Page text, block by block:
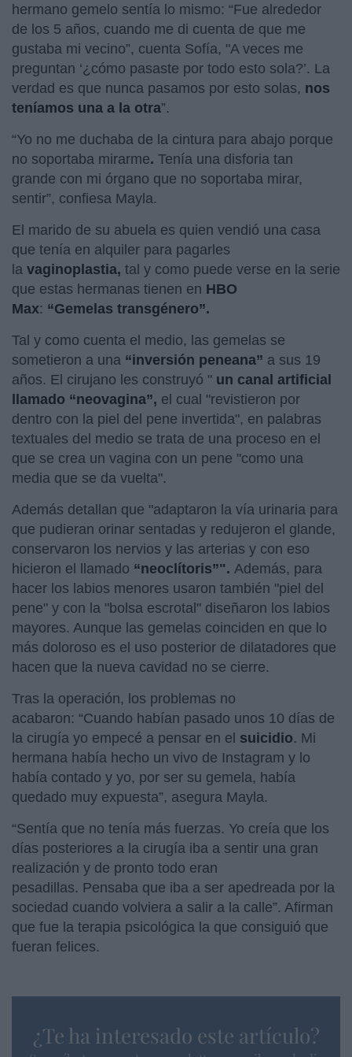
hermano gemelo sentía lo mismo: “Fue alrededor
de los 5 años, cuando me di cuenta de que me
gustaba mi vecino”, cuenta Sofía, "A veces me
preguntan ‘¿cómo pasaste por todo esto sola?’. La
verdad es que nunca pasamos por esto solas, nos
teníamos una a la otra”.
“Yo no me duchaba de la cintura para abajo porque
no soportaba mirarme. Tenía una disforia tan
grande con mi órgano que no soportaba mirar,
sentir”, confiesa Mayla.
El marido de su abuela es quien vendió una casa
que tenía en alquiler para pagarles
la vaginoplastia, tal y como puede verse en la serie
que estas hermanas tienen en HBO
Max: “Gemelas transgénero”.
Tal y como cuenta el medio, las gemelas se
sometieron a una “inversión peneana” a sus 19
años. El cirujano les construyó " un canal artificial
llamado “neovagina”, el cual "revistieron por
dentro con la piel del pene invertida", en palabras
textuales del medio se trata de una proceso en el
que se crea un vagina con un pene "como una
media que se da vuelta".
Además detallan que "adaptaron la vía urinaria para
que pudieran orinar sentadas y redujeron el glande,
conservaron los nervios y las arterias y con eso
hicieron el llamado “neoclítoris”". Además, para
hacer los labios menores usaron también "piel del
pene" y con la "bolsa escrotal" diseñaron los labios
mayores. Aunque las gemelas coinciden en que lo
más doloroso es el uso posterior de dilatadores que
hacen que la nueva cavidad no se cierre.
Tras la operación, los problemas no
acabaron: “Cuando habían pasado unos 10 días de
la cirugía yo empecé a pensar en el suicidio. Mi
hermana había hecho un vivo de Instagram y lo
había contado y yo, por ser su gemela, había
quedado muy expuesta”, asegura Mayla.
“Sentía que no tenía más fuerzas. Yo creía que los
días posteriores a la cirugía iba a sentir una gran
realización y de pronto todo eran
pesadillas. Pensaba que iba a ser apedreada por la
sociedad cuando volviera a salir a la calle”. Afirman
que fue la terapia psicológica la que consiguió que
fueran felices.
¿Te ha interesado este artículo?